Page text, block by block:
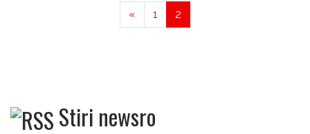
« 1 2
Stiri newsro